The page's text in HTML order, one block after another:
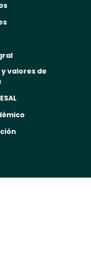
valores de